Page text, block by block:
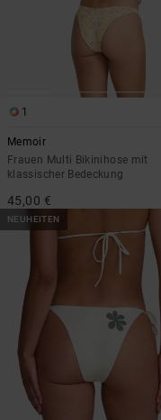
1
Memoir
Frauen Multi Bikinihose mit
klassischer Bedeckung
45,00 €
NEUHEITEN